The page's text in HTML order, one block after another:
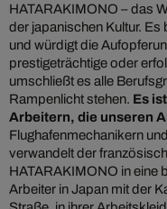
HATARAKIMONO – das
der japanischen Kultur.
und würdigt die
prestigeträchtige oder
umschließt es alle
Rampenlicht stehen. Es
Arbeitern, die unseren
Flughafenmechanikern
verwandelt der
HATARAKIMONO in eine
Arbeiter in Japan mit der